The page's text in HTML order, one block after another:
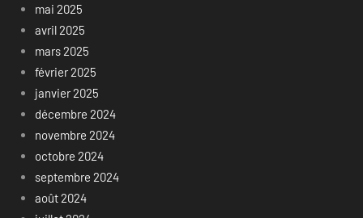
mai 2025
avril 2025
mars 2025
février 2025
janvier 2025
décembre 2024
novembre 2024
octobre 2024
septembre 2024
août 2024